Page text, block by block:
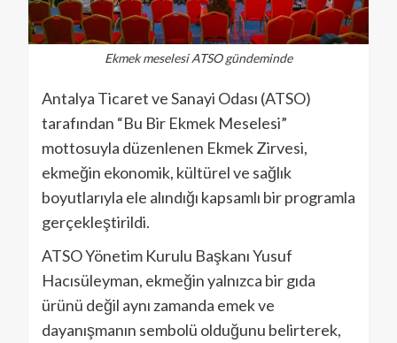
Ekmek meselesi ATSO gündeminde
Antalya Ticaret ve Sanayi Odası (ATSO)
tarafından “Bu Bir Ekmek Meselesi”
mottosuyla düzenlenen Ekmek Zirvesi,
ekmeğin ekonomik, kültürel ve sağlık
boyutlarıyla ele alındığı kapsamlı bir programla
gerçekleştirildi.
ATSO Yönetim Kurulu Başkanı Yusuf
Hacısüleyman, ekmeğin yalnızca bir gıda
ürünü değil aynı zamanda emek ve
dayanışmanın sembolü olduğunu belirterek,